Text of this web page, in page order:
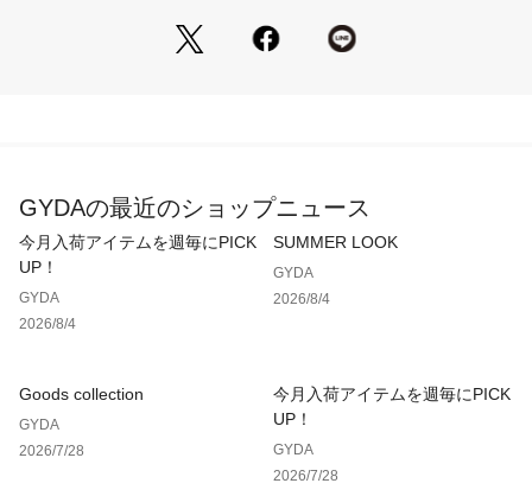
  ■この商品を見ている人におすすめ
※着用画像はフラッシュの加減で実際の製品と色味等が異なる
場合がございますので、生地のズームアップ画像をご確認くだ
※ご利用の端末画面の設定により実際の商品と色味が異なる場
合がございます。
透け感：なし
伸縮性：あり
GYDAの最近のショップニュース
今月入荷アイテムを週毎にPICK
UP！
GYDA
2026/8/4
SUMMER LOOK
GYDA
2026/8/4
Goods collection
GYDA
2026/7/28
今月入荷アイテムを週毎にPICK
UP！
GYDA
2026/7/28